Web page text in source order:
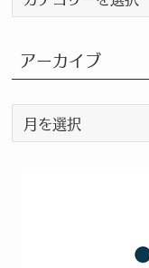
ロ
カ
テ
ゴ
リ
ー
アーカイブ
ー